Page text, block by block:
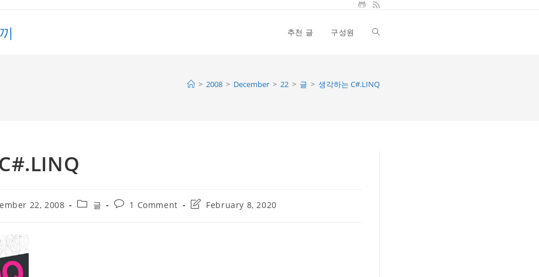
추천 글 구성원 Toggle
> 2008 > December > 22 > 글 > 생각하는 C#.LINQ
22, 2008
Post글
Post1 Comment
PostFebruary 8, 2020